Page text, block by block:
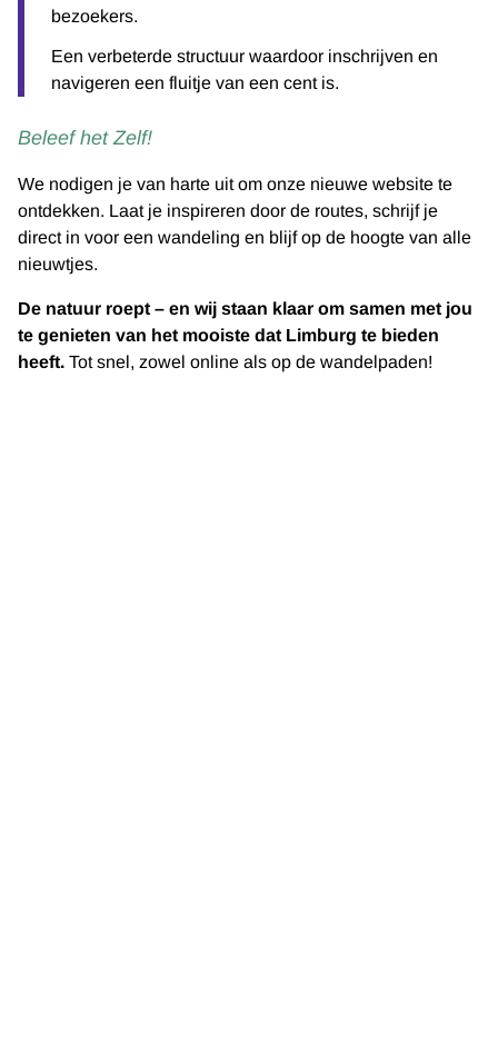
bezoekers.
Een verbeterde structuur waardoor inschrijven en
navigeren een fluitje van een cent is.
Beleef het Zelf!
We nodigen je van harte uit om onze nieuwe website te
ontdekken. Laat je inspireren door de routes, schrijf je
direct in voor een wandeling en blijf op de hoogte van alle
nieuwtjes.
De natuur roept – en wij staan klaar om samen met jou
te genieten van het mooiste dat Limburg te bieden
heeft. Tot snel, zowel online als op de wandelpaden!